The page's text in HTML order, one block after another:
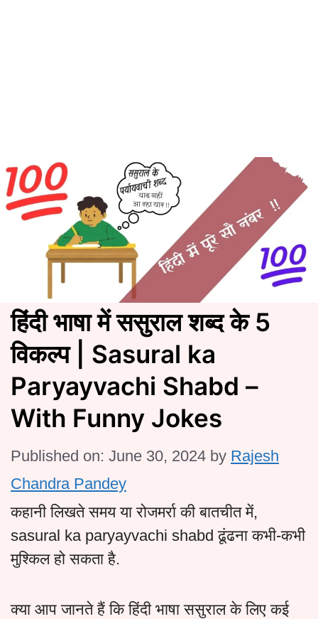
हिंदी भाषा में ससुराल शब्द के 5
विकल्प | Sasural ka
Paryayvachi Shabd –
With Funny Jokes
Published on: June 30, 2024 by Rajesh
Chandra Pandey
कहानी लिखते समय या रोजमर्रा की बातचीत में,
sasural ka paryayvachi shabd ढूंढना कभी-कभी
मुश्किल हो सकता है.
क्या आप जानते हैं कि हिंदी भाषा ससुराल के लिए कई